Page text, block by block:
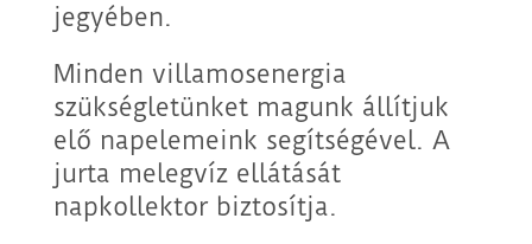
jegyében.
Minden villamosenergia
szükségletünket magunk állítjuk
elő napelemeink segítségével. A
jurta melegvíz ellátását
napkollektor biztosítja.